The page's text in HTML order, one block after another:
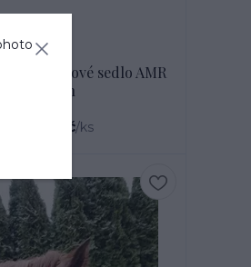
westernové sedlo AMR
Oregon
15 350 Kč/ks